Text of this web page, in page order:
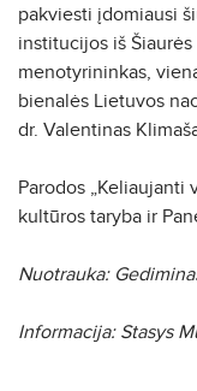
pakviesti įdomiausi
institucijos iš
menotyrininkas,
bienalės Lietuvos
dr. Valentinas
Parodos
kultūros taryba ir
Nuotrauka:
Informacija: Stasys